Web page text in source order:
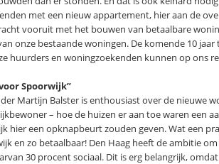
met een nieuw appartement, hier aan de
vooruit met het bouwen van betaalbare
onze bestaande woningen. De komende 10
huurders en woningzoekenden kunnen op ons
Spoorwijk”
Martijn Balster is enthousiast over de nieuwe
– hoe de huizen er aan toe waren een
hier een opknapbeurt zouden geven. Wat een
en zo betaalbaar! Den Haag heeft de ambitie
30 procent sociaal. Dit is erg belangrijk,